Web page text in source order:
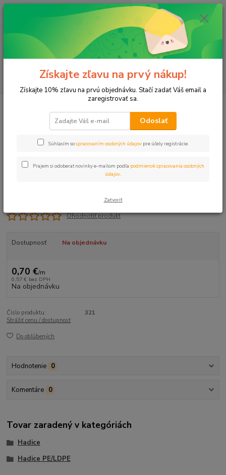
Menu
(Po-Pia, 8-17 hod.)
ks
za0 €
Hadica 20mm /2 PN6 PE
Hadica 20mm /2 PN6 PE
Ohodnotiť produkt
Dostupnosť Na objednávku
0,70 €/m
0,57 € bez DPH
Na objednávku
Číslo produktu:
321
Strážiť cenu / dostupnosť
Do obľúbených
Hodnotenie 0
Komentáre 0
Tovar zaradený v kategóriách
Hadice
Hadice PE/LDPE
Získajte zľavu na prvý nákup!
Získajte 10% zľavu na prvú objednávku. Stačí zadať Váš email a
zaregistrovať sa.
Odoslať
Súhlasím sospracovaním osobných údajov pre účely registrácie.
Prajem si odoberať novinky e-mailom podľa podmienok spracovania osobných
údajov
Zatvoriť